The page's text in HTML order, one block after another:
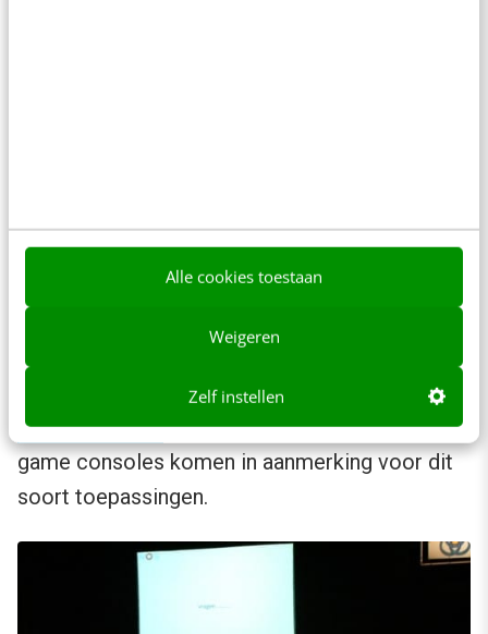
Alle cookies toestaan
Weigeren
Zelf instellen
Studio Sport. Tot slot is er de Philips netTV.
Philips reguleert de openingspagina maar
zelf niet kan bookmarken. Daarom biedt men
een alternatief voor deze kijkers op
https://tv.nos.nl. Ook andere tv-producenten en
game consoles komen in aanmerking voor dit
soort toepassingen.